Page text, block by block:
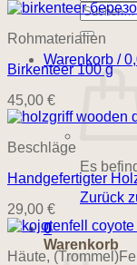
Suchen
nach:
Warenkorb /
Es
Zurück
0
Warenkorb
Rohmaterialien
Birkenteer 100 g
45,00 €
Beschläge
Handgefertigter
29,00 €
Häute,